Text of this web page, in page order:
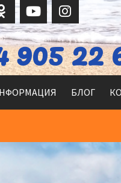
905 22
БЛОГ